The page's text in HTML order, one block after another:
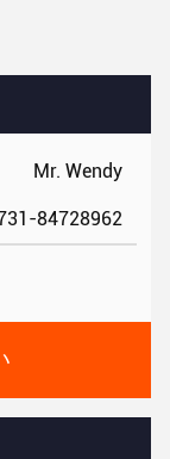
Mr. Wendy
84728962